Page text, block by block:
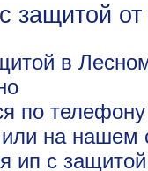
защитой
в
по
на нашем
ип с